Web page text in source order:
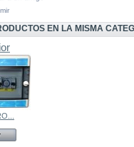
EN LA MISMA